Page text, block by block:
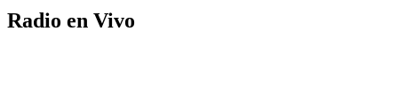
Radio en Vivo